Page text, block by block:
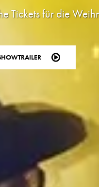
Tickets für die